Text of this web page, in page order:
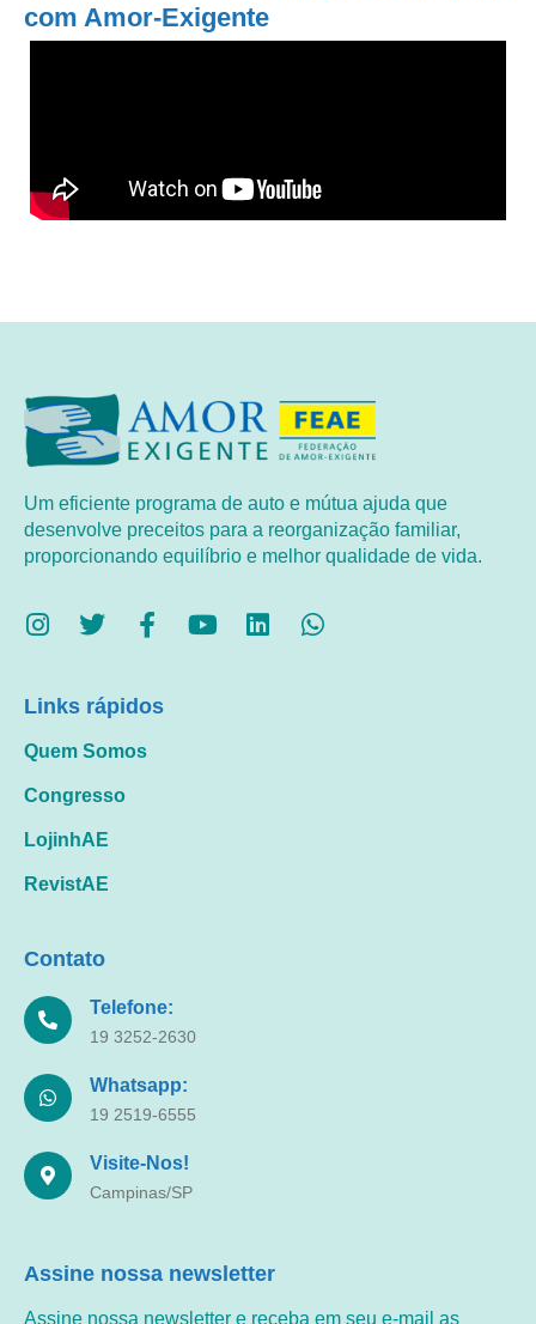
com Amor-Exigente
Um eficiente programa de auto e mútua ajuda que
desenvolve preceitos para a reorganização familiar,
proporcionando equilíbrio e melhor qualidade de vida.
Links rápidos
Quem Somos
Congresso
LojinhAE
RevistAE
Contato
Telefone:
19 3252-2630
Whatsapp:
19 2519-6555
Visite-Nos!
Campinas/SP
Assine nossa newsletter
Assine nossa newsletter e receba em seu e-mail as